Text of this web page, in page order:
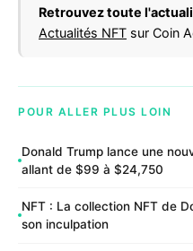
Retrouvez toute
Actualités NFT sur Coin
POUR ALLER PLUS LOIN
Donald Trump lance une
allant de $99 à $24,750
NFT : La collection NFT de
son inculpation